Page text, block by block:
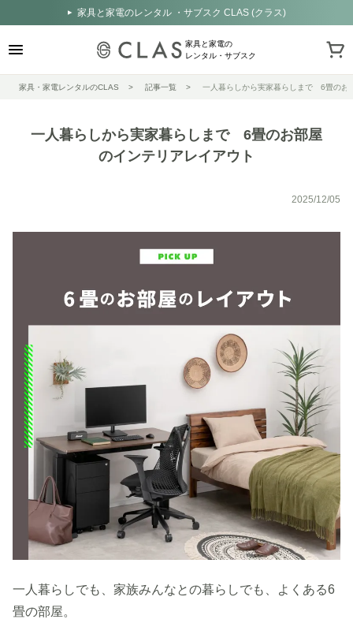
家具と家電のレンタル ・サブスク CLAS (クラス)
家具と家電の
レンタル・サブスク
家具・家電レンタルのCLAS 記事一覧 一人暮らしから実家暮らしまで 6畳のお
一人暮らしから実家暮らしまで 6畳のお部屋
のインテリアレイアウト
2025/12/05
一人暮らしでも、家族みんなとの暮らしでも、よくある6
畳の部屋。